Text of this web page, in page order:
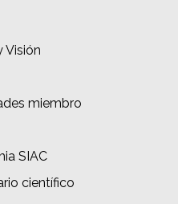
Visión
miembro
SIAC
científico